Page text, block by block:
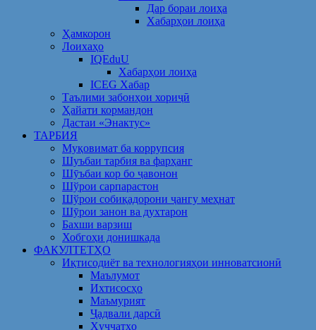
Дар бораи лоиҳа
Хабарҳои лоиҳа
Ҳамкорон
Лоихаҳо
IQEduU
Хабарҳои лоиҳа
ICEG Хабар
Таълими забонҳои хориҷӣ
Ҳайати кормандон
Дастаи «Энактус»
ТАРБИЯ
Муқовимат ба коррупсия
Шуъбаи тарбия ва фарҳанг
Шӯъбаи кор бо ҷавонон
Шўрои сарпарастон
Шўрои собиқадорони ҷангу меҳнат
Шӯрои занон ва духтарон
Бахши варзиш
Хобгоҳи донишкада
ФАКУЛТЕТҲО
Иқтисодиёт ва технологияҳои инноватсионӣ
Маълумот
Ихтисосҳо
Маъмурият
Ҷадвали дарсӣ
Ҳуҷҷатҳо